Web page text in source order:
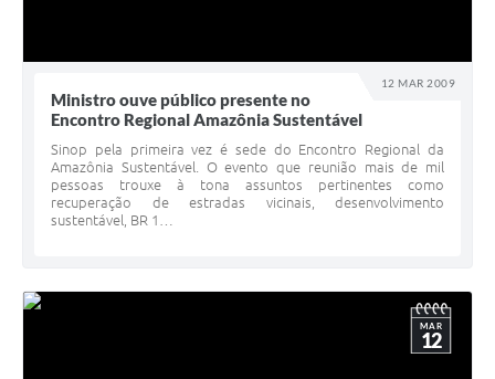
12 MAR 2009
Ministro ouve público presente no
Encontro Regional Amazônia Sustentável
Sinop pela primeira vez é sede do Encontro Regional da
Amazônia Sustentável. O evento que reunião mais de mil
pessoas trouxe à tona assuntos pertinentes como
recuperação de estradas vicinais, desenvolvimento
sustentável, BR 1…
MAR
12